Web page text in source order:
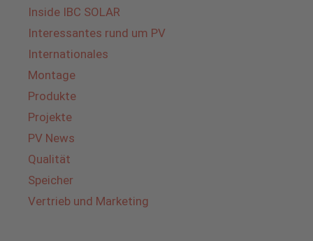
Inside IBC SOLAR
Interessantes rund um PV
Internationales
Montage
Produkte
Projekte
PV News
Qualität
Speicher
Vertrieb und Marketing